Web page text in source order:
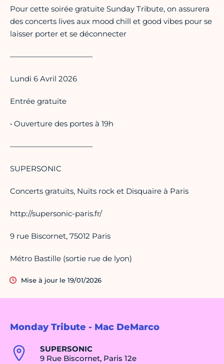
Monday Tribute - Mac DeMarco
SUPERSONIC
9 Rue Biscornet, Paris 12e
Pour cette soirée gratuite Sunday Tribute, on assurera
des concerts lives aux mood chill et good vibes pour se
laisser porter et se déconnecter
———————————
Lundi 6 Avril 2026
Entrée gratuite
• Ouverture des portes à 19h
———————————
SUPERSONIC
Concerts gratuits, Nuits rock et Disquaire à Paris
http://supersonic-paris.fr/
9 rue Biscornet, 75012 Paris
Métro Bastille (sortie rue de lyon)
Mise à jour le 19/01/2026